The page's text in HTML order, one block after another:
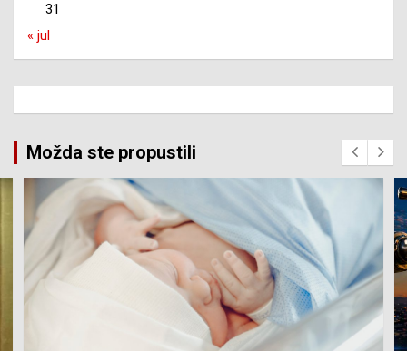
31
« jul
Možda ste propustili